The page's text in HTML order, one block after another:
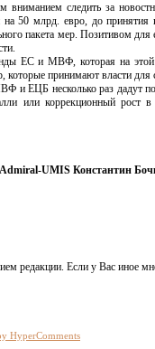
вниманием следить за
на 50 млрд. евро, до
пакета мер. Позитивом
ЕС и МВФ, которая на
которые принимают власти
ЕЦБ несколько раз дадут
или коррекционный
UMIS Константин
редакции. Если у Вас иное
HyperComments